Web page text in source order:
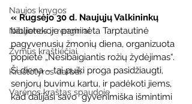
Naujos knygos
Naujienos ir renginiai
Žymūs kraštiečiai
Kraštotyros darbai
Varėnos kraštas spaudoje
« Rugsėjo 30 d. Naujųjų Valkininkų
bibliotekoje paminėta Tarptautinė
pagyvenusių žmonių diena, organizuota
popietė „Nesibaigiantis rožių žydėjimas“.
Ši diena – tai puiki proga pasidžiaugti,
senjorų buvimu kartu, ir padėkoti jiems,
kad dalijasi savo  gyvenimiška išmintimi